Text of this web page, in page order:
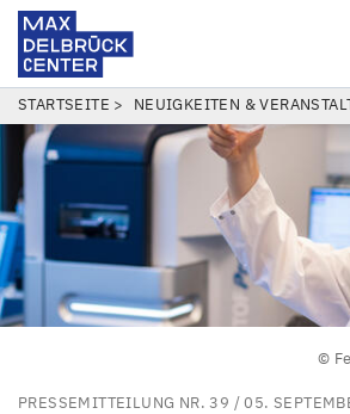
Direkt
zum
Inhalt
Center
PFADNAVIGATION
STARTSEITE NEUIGKEITEN &
©
PRESSEMITTEILUNG NR. 39 / 05.